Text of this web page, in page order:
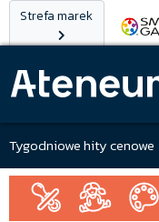
Strefa marek
Tygodniowe hity cenowe